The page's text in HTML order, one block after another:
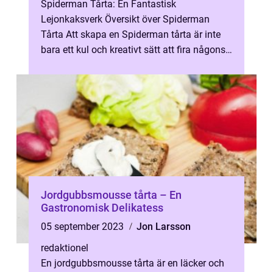
Spiderman Tårta: En Fantastisk
Lejonkaksverk Översikt över Spiderman
Tårta Att skapa en Spiderman tårta är inte
bara ett kul och kreativt sätt att fira någons
Jordgubbsmousse tårta – En
Gastronomisk Delikatess
05 september 2023
Jon Larsson
redaktionel
En jordgubbsmousse tårta är en läcker och